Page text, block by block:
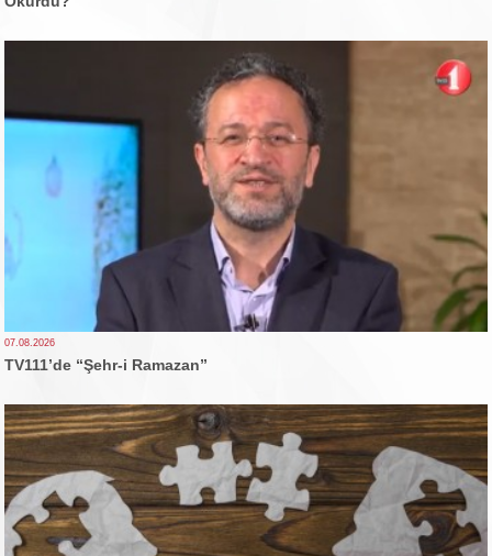
07.08.2026
TV111’de “Şehr-i Ramazan”